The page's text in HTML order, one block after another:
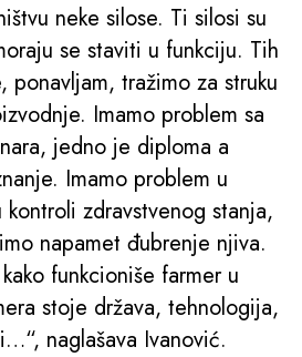
neke silose. Ti silosi su
se staviti u funkciju. Tih
ponavljam, tražimo za struku
Imamo problem sa
jedno je diploma a
Imamo problem u
zdravstvenog stanja,
napamet đubrenje njiva.
funkcioniše farmer u
stoje država, tehnologija,
naglašava Ivanović.